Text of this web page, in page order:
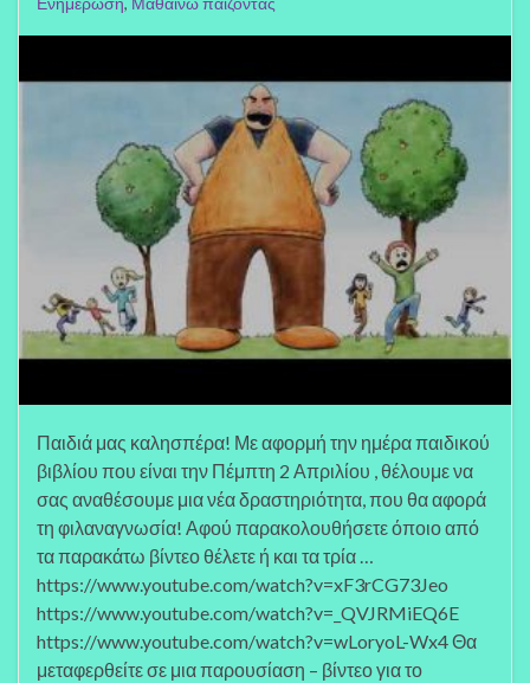
Παιδιά μας καλησπέρα! Με αφορμή την ημέρα παιδικού
βιβλίου που είναι την Πέμπτη 2 Απριλίου , θέλουμε να
σας αναθέσουμε μια νέα δραστηριότητα, που θα αφορά
τη φιλαναγνωσία! Αφού παρακολουθήσετε όποιο από
τα παρακάτω βίντεο θέλετε ή και τα τρία …
https://www.youtube.com/watch?v=xF3rCG73Jeo
https://www.youtube.com/watch?v=_QVJRMiEQ6E
https://www.youtube.com/watch?v=wLoryoL-Wx4 Θα
μεταφερθείτε σε μια παρουσίαση – βίντεο για το